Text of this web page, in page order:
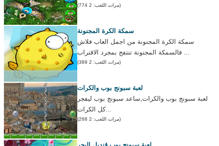
(مرات اللعب: 2 774)
سمكة الكرة المجنونة
سمكة الكرة المجنونة من اجمل العاب فلاش
فالسمكة المجنونة تنتفج بمجرد الاقتراب ...
(مرات اللعب: 2 389)
لعبة سبونج بوب والكرات
لعبة سبونج بوب والكرات,ساعد سبونج بوب ليفجر
كل الكرات...
(مرات اللعب: 2 268)